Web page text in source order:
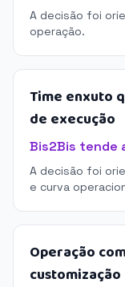
A decisão foi
operação.
Time enxuto
de execução
Bis2Bis tende
A decisão foi
e curva
Operação
customização